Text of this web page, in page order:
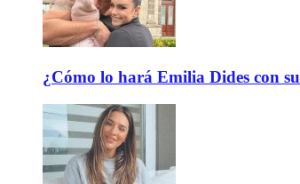
¿Cómo lo hará Emilia Dides con